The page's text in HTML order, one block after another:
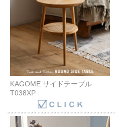
KAGOME サイドテーブル
T038XP